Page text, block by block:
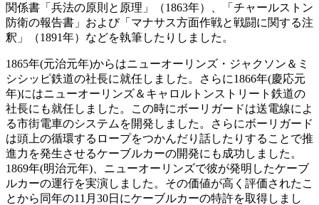
関係書「兵法の原則と原理」（1863年）、「チャールストン
防衛の報告書」および「マナサス方面作戦と戦闘に関する注
釈」（1891年）などを執筆したりしました。
1865年(元治元年)からはニューオーリンズ・ジャクソン＆ミ
シシッピ鉄道の社長に就任しました。さらに1866年(慶応元
年)にはニューオーリンズ＆キャロルトンストリート鉄道の
社長にも就任しました。この時にボーリガードは送電線によ
る市街電車のシステムを開発しました。さらにボーリガード
は頭上の循環するロープをつかんだり話したりすることで推
進力を発生させるケーブルカーの開発にも成功しました。
1869年(明治元年)、ニューオーリンズで彼が発明したケーブ
ルカーの運行を実演しました。その価値が高く評価されたこ
とから同年の11月30日にケーブルカーの特許を取得しまし